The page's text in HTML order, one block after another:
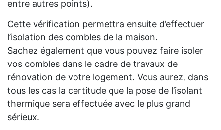
entre autres points).
Cette vérification permettra ensuite d’effectuer
l’isolation des combles de la maison.
Sachez également que vous pouvez faire isoler
vos combles dans le cadre de travaux de
rénovation de votre logement. Vous aurez, dans
tous les cas la certitude que la pose de l’isolant
thermique sera effectuée avec le plus grand
sérieux.